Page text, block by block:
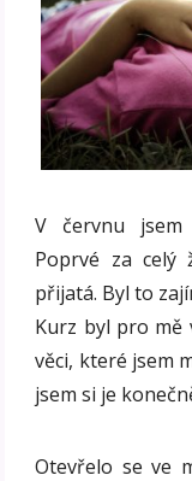
V červnu jsem
Poprvé za celý
přijatá. Byl to
Kurz byl pro mě
věci, které jsem
jsem si je
Otevřelo se ve